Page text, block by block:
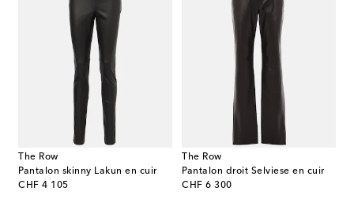
The Row
Pantalon skinny Lakun en cuir
CHF 4 105
original price
The Row
Pantalon droit Selviese en cuir
CHF 6 300
original price